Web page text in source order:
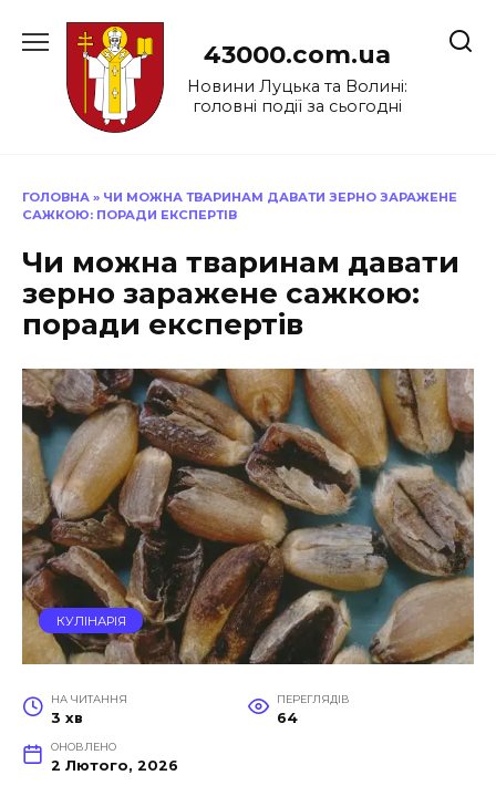
до
43000.com.ua
Новини Луцька та Волині:
головні події за сьогодні
ГОЛОВНА » ЧИ МОЖНА ТВАРИНАМ ДАВАТИ ЗЕРНО ЗАРАЖЕНЕ
САЖКОЮ: ПОРАДИ ЕКСПЕРТІВ
Чи можна тваринам давати
зерно заражене сажкою:
поради експертів
КУЛІНАРІЯ
НА ЧИТАННЯ
3 хв
ПЕРЕГЛЯДІВ
64
ОНОВЛЕНО
2 Лютого, 2026